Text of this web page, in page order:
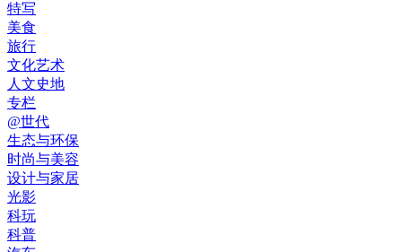
特写
美食
旅行
文化艺术
人文史地
专栏
@世代
生态与环保
时尚与美容
设计与家居
光影
科玩
科普